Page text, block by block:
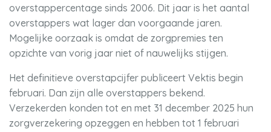
overstappercentage sinds 2006. Dit jaar is het aantal
overstappers wat lager dan voorgaande jaren.
Mogelijke oorzaak is omdat de zorgpremies ten
opzichte van vorig jaar niet of nauwelijks stijgen.
Het definitieve overstapcijfer publiceert Vektis begin
februari. Dan zijn alle overstappers bekend.
Verzekerden konden tot en met 31 december 2025 hun
zorgverzekering opzeggen en hebben tot 1 februari